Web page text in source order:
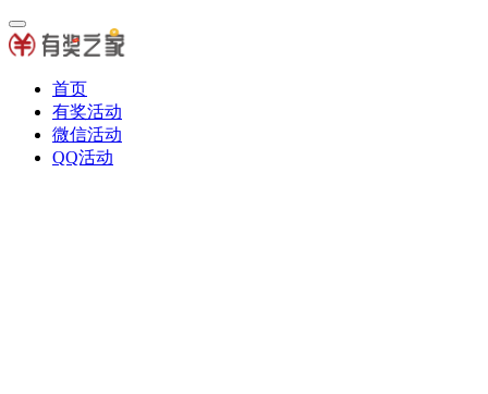
首页
有奖活动
微信活动
QQ活动